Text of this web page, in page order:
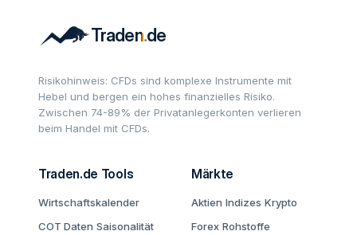
Risikohinweis: CFDs sind komplexe Instrumente mit
Hebel und bergen ein hohes finanzielles Risiko.
Zwischen 74-89% der Privatanlegerkonten verlieren
beim Handel mit CFDs.
Traden.de Tools
Wirtschaftskalender
COT Daten Saisonalität
Märkte
Aktien Indizes Krypto
Forex Rohstoffe